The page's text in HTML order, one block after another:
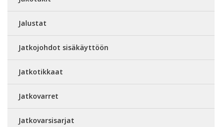
Jalustat
Jatkojohdot sisäkäyttöön
Jatkotikkaat
Jatkovarret
Jatkovarsisarjat